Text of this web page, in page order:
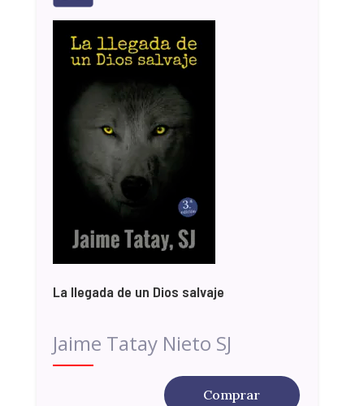
La llegada de un Dios salvaje
Jaime Tatay Nieto SJ
Comprar